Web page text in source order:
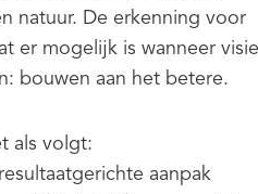
natuur. De erkenning voor
er mogelijk is wanneer
bouwen aan het betere.
als volgt:
aanpak